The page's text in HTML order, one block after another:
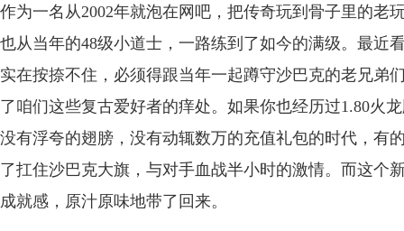
作为一名从2002年就泡在网吧，把传奇玩到骨子里的老
也从当年的48级小道士，一路练到了如今的满级。最近
实在按捺不住，必须得跟当年一起蹲守沙巴克的老兄
了咱们这些复古爱好者的痒处。如果你也经历过1.80火
没有浮夸的翅膀，没有动辄数万的充值礼包的时代，有
了扛住沙巴克大旗，与对手血战半小时的激情。而这个
成就感，原汁原味地带了回来。